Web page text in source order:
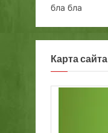
бла бла
Карта сайта